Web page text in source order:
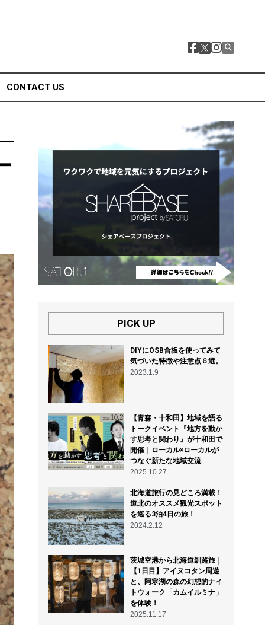
CONTACT US
PICK UP
DIYにOSB合板を使ってみて
気づいた特徴や注意点６選。
2023.1.9
【青森・十和田】地域を語る
トークイベント『地方を動か
す思考と関わり』が十和田で
開催｜ローカル×ローカルが
つなぐ新たな地域交流
2025.10.27
北海道旅行の見どころ満載！
道北のオススメ観光スポット
を巡る3泊4日の旅！
2024.2.12
茨城空港から北海道釧路旅｜
【1日目】アイヌコタン周遊
と、阿寒湖の森の幻想的ナイ
トウォーク「カムイルミナ」
を体験！
2025.11.17